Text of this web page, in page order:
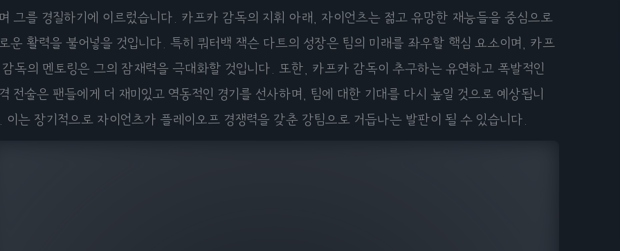
그를 경질하기에 이르렀습니다. 카프카 감독의 지휘 아래, 자이언츠는 젊고 유망한 재능들을 중심으로
운 활력을 불어넣을 것입니다. 특히 쿼터백 잭슨 다트의 성장은 팀의 미래를 좌우할 핵심 요소이며, 카프
독의 멘토링은 그의 잠재력을 극대화할 것입니다. 또한, 카프카 감독이 추구하는 유연하고 폭발적인
전술은 팬들에게 더 재미있고 역동적인 경기를 선사하며, 팀에 대한 기대를 다시 높일 것으로 예상됩니
이는 장기적으로 자이언츠가 플레이오프 경쟁력을 갖춘 강팀으로 거듭나는 발판이 될 수 있습니다.